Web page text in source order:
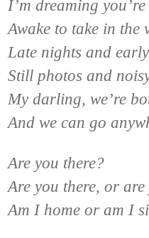
I’m dreaming
Awake to take in the
Late nights and
Still photos and
My darling, we’re
And we can go
Are you there?
Are you there, or
Am I home or am I